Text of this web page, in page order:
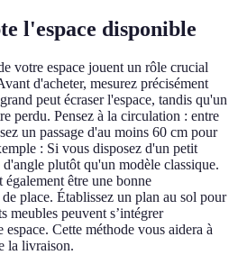
l'espace disponible
votre espace jouent un rôle crucial
d'acheter, mesurez précisément
peut écraser l'espace, tandis qu'un
perdu. Pensez à la circulation : entre
un passage d'au moins 60 cm pour
: Si vous disposez d'un petit
plutôt qu'un modèle classique.
être une bonne
place. Établissez un plan au sol pour
meubles peuvent s’intégrer
Cette méthode vous aidera à
la livraison.